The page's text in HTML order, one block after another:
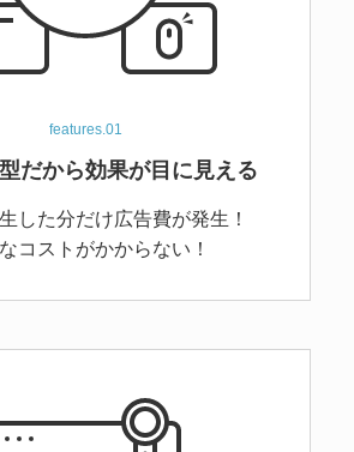
features.01
だから効果が目に見える
した分だけ広告費が発生！
コストがかからない！